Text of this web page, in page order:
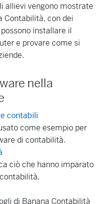
allievi vengono mostrate
Contabilità, con dei
installare il
e provare come si
nella
contabili
come esempio per
di contabilità.
ciò che hanno imparato
di Banana Contabilità